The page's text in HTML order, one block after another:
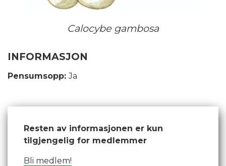
Calocybe gambosa
INFORMASJON
Pensumsopp:Ja
Resten av informasjonen er kun
tilgjengelig for medlemmer
Bli medlem!